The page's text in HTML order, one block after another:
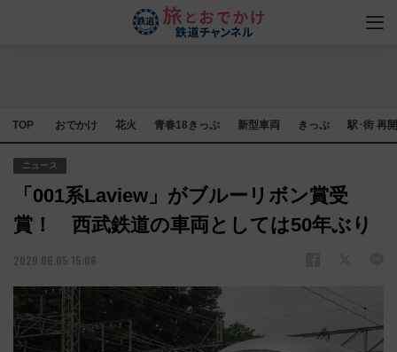
TOP おでかけ 花火 青春18きっぷ 新型車両 きっぷ 駅･街 再
ニュース
「001系Laview」がブルーリボン賞受
賞！ 西武鉄道の車両としては50年ぶり
2020.06.05 15:06